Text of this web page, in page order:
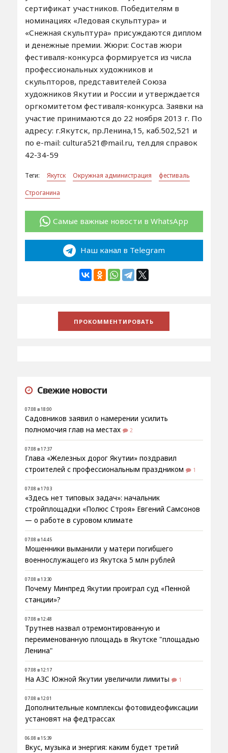
сертификат участников. Победителям в
номинациях «Ледовая скульптура» и
«Снежная скульптура» присуждаются диплом
и денежные премии. Жюри: Состав жюри
фестиваля-конкурса формируется из числа
профессиональных художников и
скульпторов, представителей Союза
художников Якутии и России и утверждается
оргкомитетом фестиваля-конкурса. Заявки на
участие принимаются до 22 ноября 2013 г. По
адресу: г.Якутск, пр.Ленина,15, каб.502,521 и
по e-mail: cultura521@mail.ru, тел.для справок
42-34-59
Теги: Якутск Окружная администрация
фестиваль
Строганина
Самые важные новости в WhatsApp
Наш канал в Telegram
Свежие новости
07.08 в 18:00
Садовников заявил о намерении усилить
полномочия глав на местах
2
07.08 в 17:37
Глава «Железных дорог Якутии» поздравил
строителей с профессиональным праздником
1
07.08 в 17:03
«Здесь нет типовых задач»: начальник
стройплощадки «Полюс Строя» Евгений Самсонов
— о работе в суровом климате
07.08 в 14:45
Мошенники выманили у матери погибшего
военнослужащего из Якутска 5 млн рублей
07.08 в 13:30
Почему Минпред Якутии проиграл суд «Пенной
станции»?
07.08 в 12:48
Трутнев назвал отремонтированную и
переименованную площадь в Якутске "площадью
Ленина"
07.08 в 12:17
На АЗС Южной Якутии увеличили лимиты 1
07.08 в 12:01
Дополнительные комплексы фотовидеофиксации
установят на федтрассах
06.08 в 15:39
Вкус, музыка и энергия: каким будет третий